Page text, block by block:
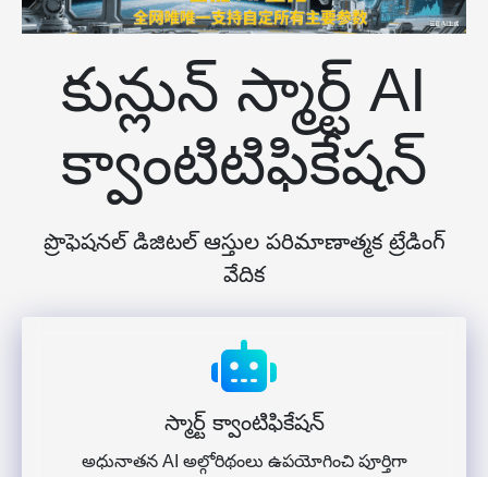
కున్లున్ స్మార్ట్ AI
క్వాంటిటిఫికేషన్
ప్రొఫెషనల్ డిజిటల్ ఆస్తుల పరిమాణాత్మక ట్రేడింగ్
వేదిక
స్మార్ట్ క్వాంటిఫికేషన్
అధునాతన AI అల్గోరిథంలు ఉపయోగించి పూర్తిగా